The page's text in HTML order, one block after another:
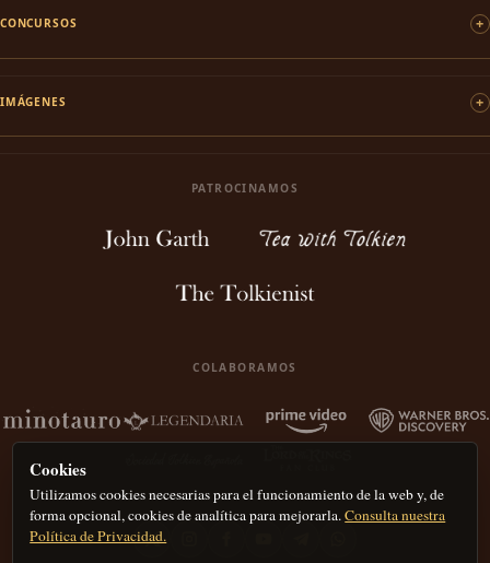
CONCURSOS
IMÁGENES
PATROCINAMOS
COLABORAMOS
Cookies
Utilizamos cookies necesarias para el funcionamiento de la web y, de
forma opcional, cookies de analítica para mejorarla.Consulta nuestra
Política de Privacidad.